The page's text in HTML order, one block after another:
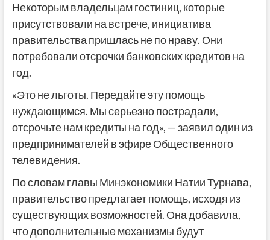
Некоторым владельцам гостиниц, которые
присутствовали на встрече, инициатива
правительства пришлась не по нраву. Они
потребовали отсрочки банковских кредитов на
год.
«Это не льготы. Передайте эту помощь
нуждающимся. Мы серьезно пострадали,
отсрочьте нам кредиты на год», — заявил один из
предпринимателей в эфире Общественного
телевидения.
По словам главы Минэкономики Натии Турнава,
правительство предлагает помощь, исходя из
существующих возможностей. Она добавила,
что дополнительные механизмы будут